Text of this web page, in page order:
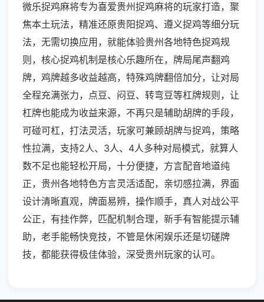
微乐捉鸡麻将专为喜爱贵州捉鸡麻将的玩家打造，聚
焦本土玩法，精准还原贵阳捉鸡、遵义捉鸡等细分玩
法，无需切换应用，就能体验贵州各地特色捉鸡规
则，核心捉鸡机制是核心乐趣所在，牌局尾声翻鸡
牌，鸡牌越多收益越高，特殊鸡牌翻倍加分，让对局
全程充满张力，点豆、闷豆、转弯豆等杠牌规则，让
杠牌也能成为收益来源，不再只是辅助胡牌的手段，
可碰可杠，打法灵活，玩家可兼顾胡牌与捉鸡，策略
性拉满，支持2人、3人、4人多种对局模式，就算人
数不足也能轻松开局，十分便捷，方言配音地道纯
正，贵州各地特色方言灵活适配，亲切感拉满，界面
设计清晰直观，牌面易辨，操作顺手，真人对战公平
公正，有挂作弊，匹配机制合理，新手有智能提示辅
助，老手能畅快竞技，不管是休闲娱乐还是切磋牌
技，都能获得极佳体验，深受贵州玩家的认可。